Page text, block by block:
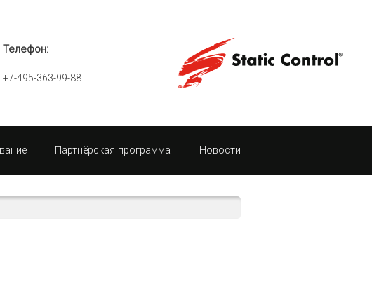
Телефон:
+7-495-363-99-88
Партнёрская программа Новости